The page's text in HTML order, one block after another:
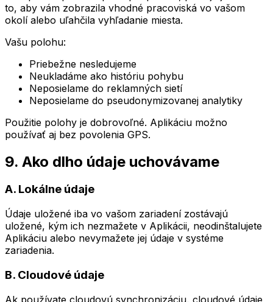
to, aby vám zobrazila vhodné pracoviská vo vašom
okolí alebo uľahčila vyhľadanie miesta.
Vašu polohu:
Priebežne nesledujeme
Neukladáme ako históriu pohybu
Neposielame do reklamných sietí
Neposielame do pseudonymizovanej analytiky
Použitie polohy je dobrovoľné. Aplikáciu možno
používať aj bez povolenia GPS.
9. Ako dlho údaje uchovávame
A. Lokálne údaje
Údaje uložené iba vo vašom zariadení zostávajú
uložené, kým ich nezmažete v Aplikácii, neodinštalujete
Aplikáciu alebo nevymažete jej údaje v systéme
zariadenia.
B. Cloudové údaje
Ak používate cloudovú synchronizáciu, cloudové údaje